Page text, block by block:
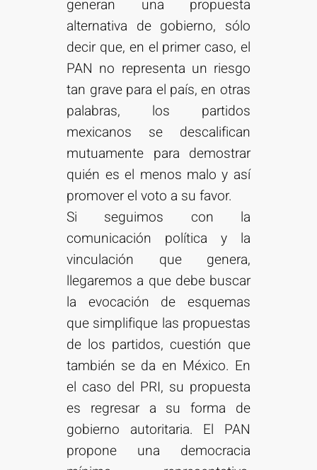
generan una propuesta
alternativa de gobierno, sólo
decir que, en el primer caso, el
PAN no representa un riesgo
tan grave para el país, en otras
palabras, los partidos
mexicanos se descalifican
mutuamente para demostrar
quién es el menos malo y así
promover el voto a su favor.
Si seguimos con la
comunicación política y la
vinculación que genera,
llegaremos a que debe buscar
la evocación de esquemas
que simplifique las propuestas
de los partidos, cuestión que
también se da en México. En
el caso del PRI, su propuesta
es regresar a su forma de
gobierno autoritaria. El PAN
propone una democracia